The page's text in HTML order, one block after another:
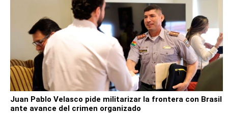
Juan Pablo Velasco pide militarizar la frontera con Brasil
ante avance del crimen organizado